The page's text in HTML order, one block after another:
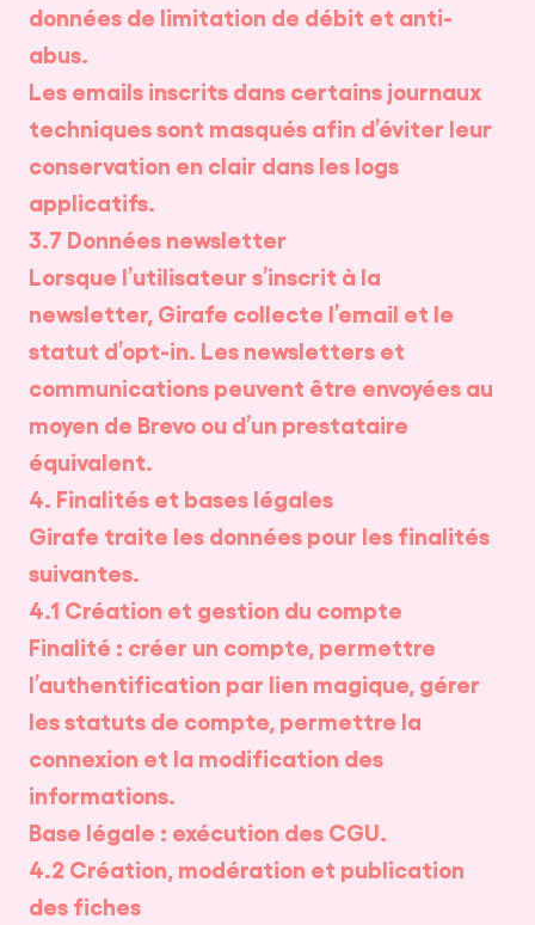
données de limitation de débit et anti-
abus.
Les emails inscrits dans certains journaux
techniques sont masqués afin d’éviter leur
conservation en clair dans les logs
applicatifs.
3.7 Données newsletter
Lorsque l’utilisateur s’inscrit à la
newsletter, Girafe collecte l’email et le
statut d’opt-in. Les newsletters et
communications peuvent être envoyées au
moyen de Brevo ou d’un prestataire
équivalent.
4. Finalités et bases légales
Girafe traite les données pour les finalités
suivantes.
4.1 Création et gestion du compte
Finalité : créer un compte, permettre
l’authentification par lien magique, gérer
les statuts de compte, permettre la
connexion et la modification des
informations.
Base légale : exécution des CGU.
4.2 Création, modération et publication
des fiches